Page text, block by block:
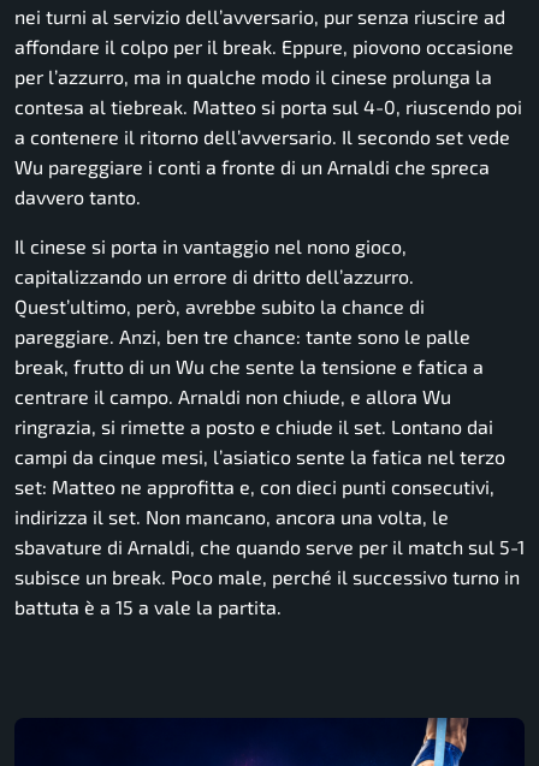
nei turni al servizio dell’avversario, pur senza riuscire ad
affondare il colpo per il break. Eppure, piovono occasione
per l’azzurro, ma in qualche modo il cinese prolunga la
contesa al tiebreak. Matteo si porta sul 4-0, riuscendo poi
a contenere il ritorno dell’avversario. Il secondo set vede
Wu pareggiare i conti a fronte di un Arnaldi che spreca
davvero tanto.
Il cinese si porta in vantaggio nel nono gioco,
capitalizzando un errore di dritto dell’azzurro.
Quest’ultimo, però, avrebbe subito la chance di
pareggiare. Anzi, ben tre chance: tante sono le palle
break, frutto di un Wu che sente la tensione e fatica a
centrare il campo. Arnaldi non chiude, e allora Wu
ringrazia, si rimette a posto e chiude il set. Lontano dai
campi da cinque mesi, l’asiatico sente la fatica nel terzo
set: Matteo ne approfitta e, con dieci punti consecutivi,
indirizza il set. Non mancano, ancora una volta, le
sbavature di Arnaldi, che quando serve per il match sul 5-1
subisce un break. Poco male, perché il successivo turno in
battuta è a 15 a vale la partita.